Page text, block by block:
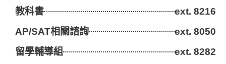
教科書
ext. 8216
AP/SAT相關諮詢
ext. 8050
留學輔導組
ext. 8282